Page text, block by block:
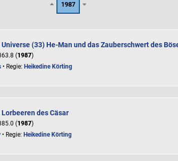
1987
(33) He-Man und das Zauberschwert des
(1987)
• Regie: Heikedine Körting
des Cäsar
(1987)
• Regie: Heikedine Körting